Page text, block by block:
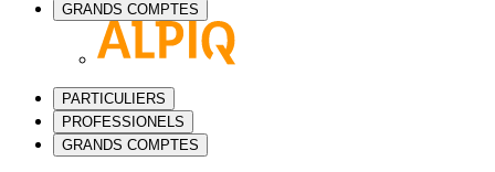
GRANDS COMPTES
PARTICULIERS
PROFESSIONELS
GRANDS COMPTES